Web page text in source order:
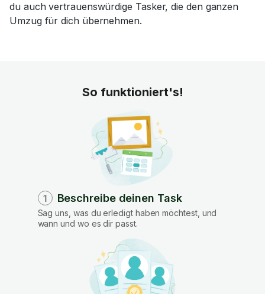
du auch vertrauenswürdige Tasker, die den ganzen
Umzug für dich übernehmen.
So funktioniert's!
1 Beschreibe deinen Task
Sag uns, was du erledigt haben möchtest, und
wann und wo es dir passt.